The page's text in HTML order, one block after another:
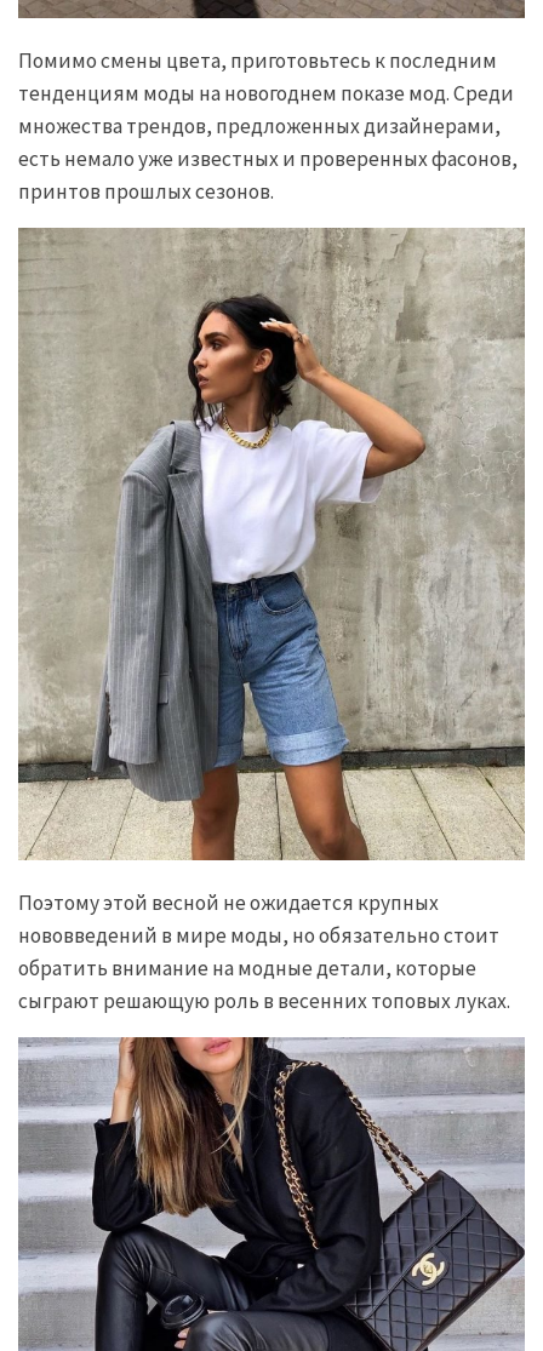
Помимо смены цвета, приготовьтесь к последним
тенденциям моды на новогоднем показе мод. Среди
множества трендов, предложенных дизайнерами,
есть немало уже известных и проверенных фасонов,
принтов прошлых сезонов.
Поэтому этой весной не ожидается крупных
нововведений в мире моды, но обязательно стоит
обратить внимание на модные детали, которые
сыграют решающую роль в весенних топовых луках.